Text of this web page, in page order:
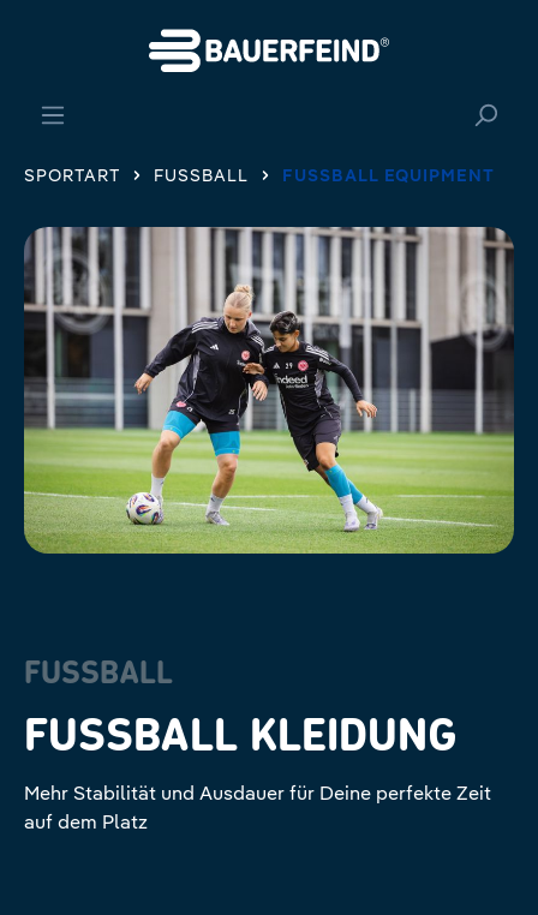
SPORTART FUSSBALL FUSSBALL EQUIPMENT
FUSSBALL
FUSSBALL KLEIDUNG
Mehr Stabilität und Ausdauer für Deine perfekte Zeit
auf dem Platz